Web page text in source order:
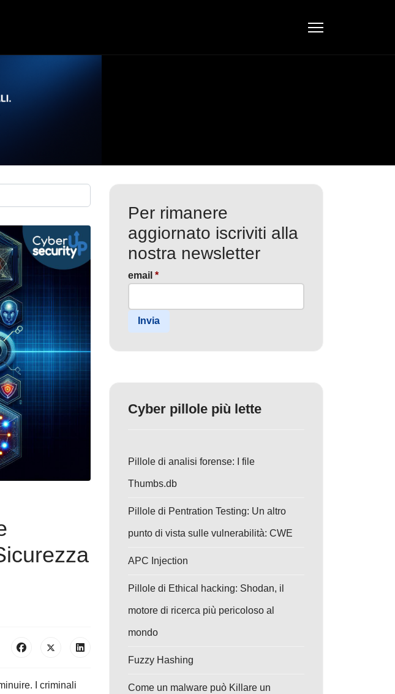
I criminali
Per rimanere
aggiornato iscriviti alla
nostra newsletter
email *
Invia
Cyber pillole più lette
Pillole di analisi forense: I file
Thumbs.db
Pillole di Pentration Testing: Un altro
punto di vista sulle vulnerabilità: CWE
APC Injection
Pillole di Ethical hacking: Shodan, il
motore di ricerca più pericoloso al
mondo
Fuzzy Hashing
Come un malware può Killare un